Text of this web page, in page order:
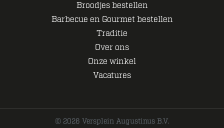
Broodjes bestellen
Barbecue en Gourmet bestellen
Traditie
Over ons
Onze winkel
Vacatures
© 2026 Versplein Augustinus B.V.